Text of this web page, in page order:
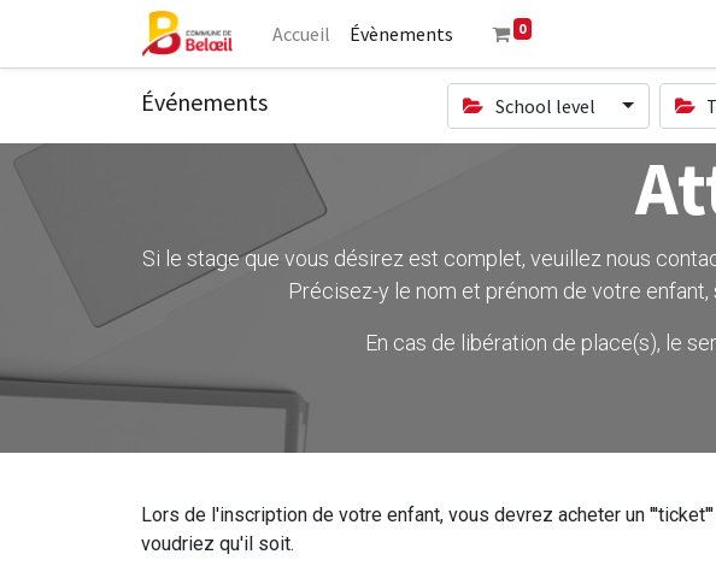
Accueil Évènements 0
Événements School level
Si le stage que vous désirez est complet, veuillez nous
Précisez-y le nom et prénom de votre
En cas de libération de place(s), le
Lors de l'inscription de votre enfant, vous devrez acheter un
voudriez qu'il soit.